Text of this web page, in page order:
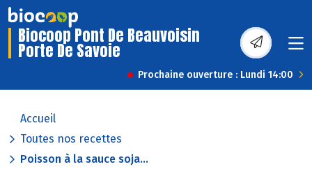
Biocoop Pont De Beauvoisin
Porte De Savoie
Prochaine ouverture : Lundi 14:00
Accueil
Toutes nos recettes
Poisson à la sauce soja...